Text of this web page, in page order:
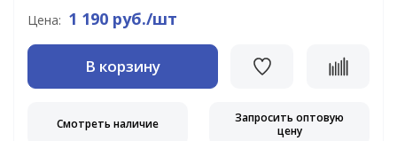
Цена: 1 190 руб./шт
В корзину
Смотреть наличие
Запросить оптовую
цену